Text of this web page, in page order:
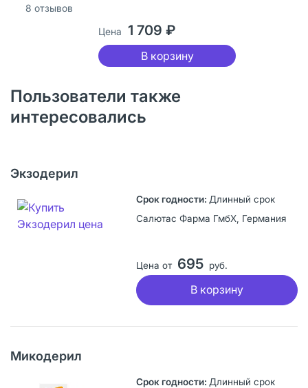
8 отзывов
Цена 1 709 ₽
В корзину
Пользователи также
интересовались
Экзодерил
Длинный срок
Салютас Фарма ГмбХ, Германия
Цена от 695 руб.
В корзину
Микодерил
Длинный срок